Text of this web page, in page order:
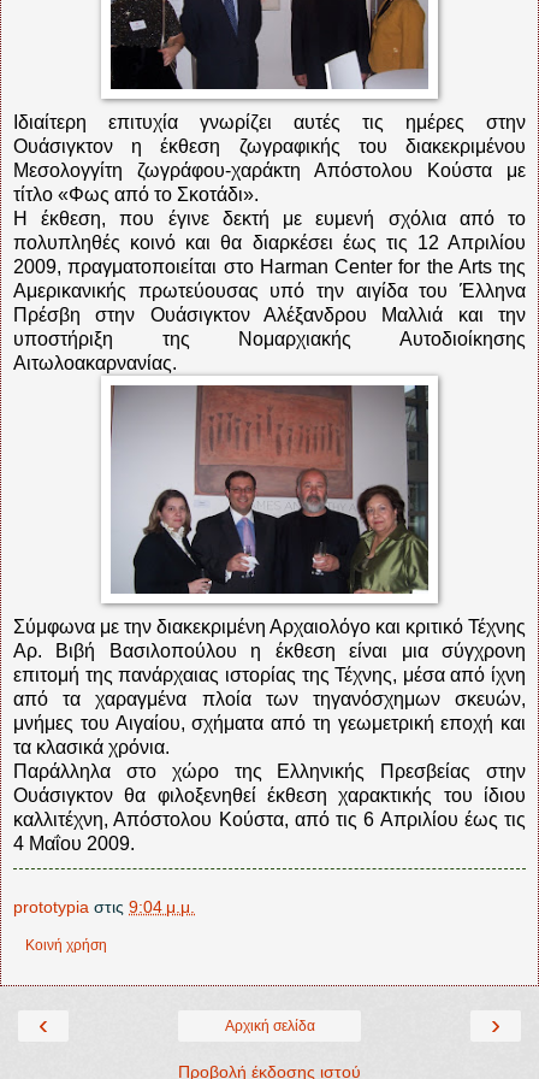
Ιδιαίτερη επιτυχία γνωρίζει αυτές τις ημέρες στην
Ουάσιγκτον η έκθεση ζωγραφικής του διακεκριμένου
Μεσολογγίτη ζωγράφου-χαράκτη Απόστολου Κούστα με
τίτλο «Φως από το Σκοτάδι».
Η έκθεση, που έγινε δεκτή με ευμενή σχόλια από το
πολυπληθές κοινό και θα διαρκέσει έως τις 12 Απριλίου
2009, πραγματοποιείται στο Harman Center for the Arts της
Αμερικανικής πρωτεύουσας υπό την αιγίδα του Έλληνα
Πρέσβη στην Ουάσιγκτον Αλέξανδρου Μαλλιά και την
υποστήριξη της Νομαρχιακής Αυτοδιοίκησης
Αιτωλοακαρνανίας.
Σύμφωνα με την διακεκριμένη Αρχαιολόγο και κριτικό Τέχνης
Αρ. Βιβή Βασιλοπούλου η έκθεση είναι μια σύγχρονη
επιτομή της πανάρχαιας ιστορίας της Τέχνης, μέσα από ίχνη
από τα χαραγμένα πλοία των τηγανόσχημων σκευών,
μνήμες του Αιγαίου, σχήματα από τη γεωμετρική εποχή και
τα κλασικά χρόνια.
Παράλληλα στο χώρο της Ελληνικής Πρεσβείας στην
Ουάσιγκτον θα φιλοξενηθεί έκθεση χαρακτικής του ίδιου
καλλιτέχνη, Απόστολου Κούστα, από τις 6 Απριλίου έως τις
4 Μαΐου 2009.
prototypia στις 9:04 μ.μ.
Κοινή χρήση
‹ ›
Αρχική σελίδα
Προβολή έκδοσης ιστού